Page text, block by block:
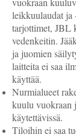
leikkuulaudat ja
tarjottimet, JBL
vedenkeitin.
ja juomien
laitteita ei saa
käyttää.
Nurmialueet
kuulu vuokraan
käytettävissä.
Tiloihin ei saa